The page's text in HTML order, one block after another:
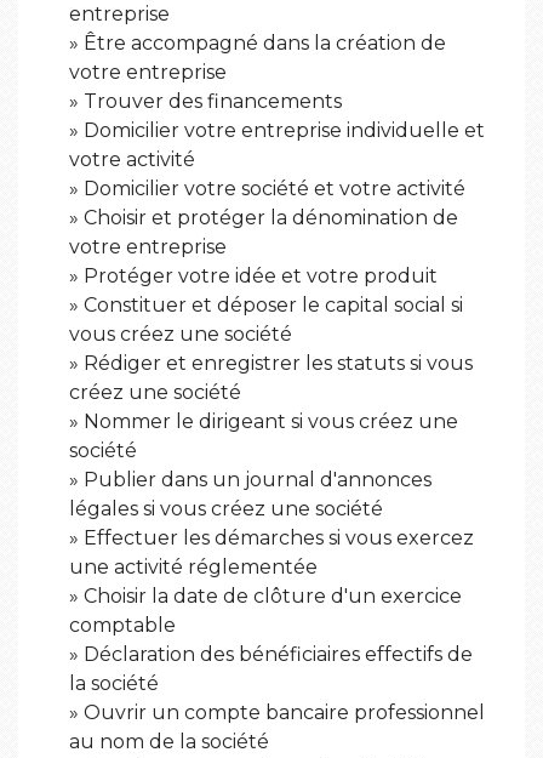
entreprise
Être accompagné dans la création de
votre entreprise
Trouver des financements
Domicilier votre entreprise individuelle et
votre activité
Domicilier votre société et votre activité
Choisir et protéger la dénomination de
votre entreprise
Protéger votre idée et votre produit
Constituer et déposer le capital social si
vous créez une société
Rédiger et enregistrer les statuts si vous
créez une société
Nommer le dirigeant si vous créez une
société
Publier dans un journal d'annonces
légales si vous créez une société
Effectuer les démarches si vous exercez
une activité réglementée
Choisir la date de clôture d'un exercice
comptable
Déclaration des bénéficiaires effectifs de
la société
Ouvrir un compte bancaire professionnel
au nom de la société